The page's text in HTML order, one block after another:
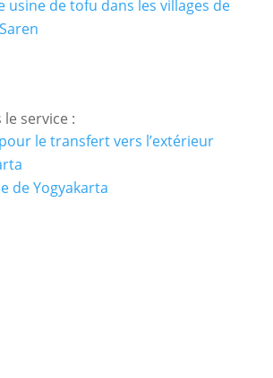
usine de tofu dans les villages de
service :
le transfert vers l’extérieur
de Yogyakarta